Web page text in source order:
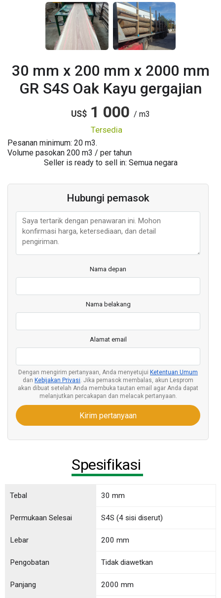
30 mm x 200 mm x 2000 mm
GR S4S Oak Kayu gergajian
US$ 1 000 / m3
tersedia
Pesanan minimum: 20 m3.
Volume pasokan 200 m3 / per tahun
Seller is ready to sell in: Semua negara
Hubungi pemasok
Nama depan
Nama belakang
Alamat email
Dengan mengirim pertanyaan, Anda menyetujui Ketentuan Umum
dan Kebijakan Privasi. Jika pemasok membalas, akun Lesprom
akan dibuat setelah Anda membuka tautan email agar Anda dapat
melanjutkan percakapan dan melacak pertanyaan.
Kirim pertanyaan
Spesifikasi
Tebal 30 mm
Permukaan Selesai S4S (4 sisi diserut)
Lebar 200 mm
Pengobatan Tidak diawetkan
Panjang 2000 mm